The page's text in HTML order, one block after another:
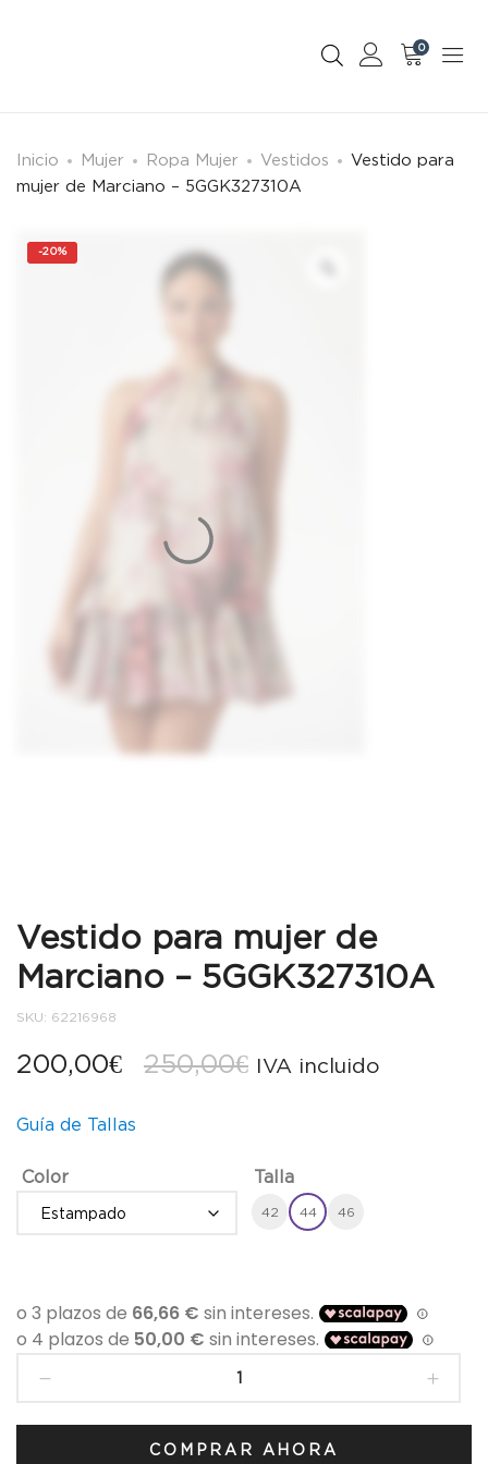
0
Inicio Mujer Ropa Mujer Vestidos
Vestido para
mujer de Marciano – 5GGK327310A
-20%
Vestido para mujer de
Marciano – 5GGK327310A
SKU: 62216968
250,00€ El
era:
250,00€.
200,00€
El
es:
200,00€.
IVA incluido
Guía de Tallas
Color Talla
42 44 46
mujer
COMPRAR AHORA